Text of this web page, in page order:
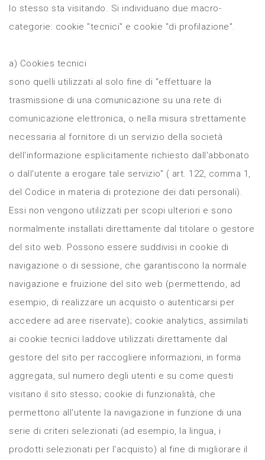
lo stesso sta visitando. Si individuano due macro-
categorie: cookie "tecnici" e cookie "di profilazione".
a) Cookies tecnici
sono quelli utilizzati al solo fine di “effettuare la
trasmissione di una comunicazione su una rete di
comunicazione elettronica, o nella misura strettamente
necessaria al fornitore di un servizio della società
dell'informazione esplicitamente richiesto dall'abbonato
o dall'utente a erogare tale servizio" ( art. 122, comma 1,
del Codice in materia di protezione dei dati personali).
Essi non vengono utilizzati per scopi ulteriori e sono
normalmente installati direttamente dal titolare o gestore
del sito web. Possono essere suddivisi in cookie di
navigazione o di sessione, che garantiscono la normale
navigazione e fruizione del sito web (permettendo, ad
esempio, di realizzare un acquisto o autenticarsi per
accedere ad aree riservate); cookie analytics, assimilati
ai cookie tecnici laddove utilizzati direttamente dal
gestore del sito per raccogliere informazioni, in forma
aggregata, sul numero degli utenti e su come questi
visitano il sito stesso; cookie di funzionalità, che
permettono all'utente la navigazione in funzione di una
serie di criteri selezionati (ad esempio, la lingua, i
prodotti selezionati per l'acquisto) al fine di migliorare il